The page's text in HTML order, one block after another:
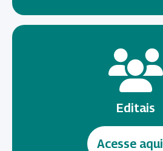
Editais
Acesse aqui